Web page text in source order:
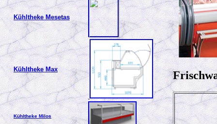
Kühltheke Mesetas
KühlthekeMax
Kühltheke Milos